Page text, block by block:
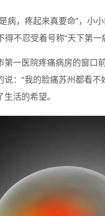
病，疼起来真要命”，小
不忍受着号称“天下第一
第一医院疼痛病房的窗口
：“我的脸痛苏州都看
活的希望。